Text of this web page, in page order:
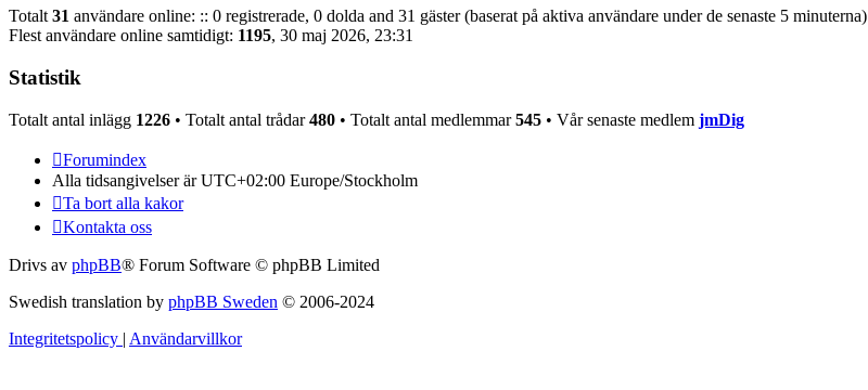
Totalt 31 användare online: :: 0 registrerade, 0 dolda and 31 gäster (baserat på aktiva användare under de senaste 5 minuterna)
Flest användare online samtidigt: 1195, 30 maj 2026, 23:31
Statistik
Totalt antal inlägg 1226 • Totalt antal trådar480 • Totalt antal medlemmar545 • Vår senaste medlem jmDig
Forumindex
Alla tidsangivelser är UTC+02:00 Europe/Stockholm
Ta bort alla kakor
Kontakta oss
Drivs av phpBB® Forum Software © phpBB Limited
Swedish translation by phpBB Sweden © 2006-2024
Integritetspolicy | Användarvillkor